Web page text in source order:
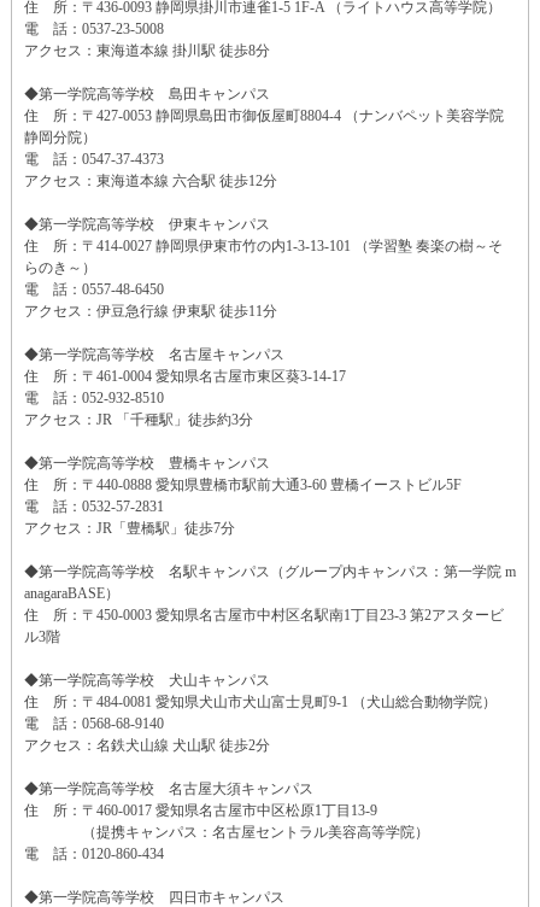
住 所：〒436-0093 静岡県掛川市連雀1-5 1F-A （ライトハウス高等学院）
電 話：0537-23-5008
アクセス：東海道本線 掛川駅 徒歩8分
◆第一学院高等学校 島田キャンパス
住 所：〒427-0053 静岡県島田市御仮屋町8804-4 （ナンバペット美容学院
静岡分院）
電 話：0547-37-4373
アクセス：東海道本線 六合駅 徒歩12分
◆第一学院高等学校 伊東キャンパス
住 所：〒414-0027 静岡県伊東市竹の内1-3-13-101 （学習塾 奏楽の樹～そ
らのき～）
電 話：0557-48-6450
アクセス：伊豆急行線 伊東駅 徒歩11分
◆第一学院高等学校 名古屋キャンパス
住 所：〒461-0004 愛知県名古屋市東区葵3-14-17
電 話：052-932-8510
アクセス：JR 「千種駅」徒歩約3分
◆第一学院高等学校 豊橋キャンパス
住 所：〒440-0888 愛知県豊橋市駅前大通3-60 豊橋イーストビル5F
電 話：0532-57-2831
アクセス：JR「豊橋駅」徒歩7分
◆第一学院高等学校 名駅キャンパス（グループ内キャンパス：第一学院 m
anagaraBASE）
住 所：〒450-0003 愛知県名古屋市中村区名駅南1丁目23-3 第2アスタービ
ル3階
◆第一学院高等学校 犬山キャンパス
住 所：〒484-0081 愛知県犬山市犬山富士見町9-1 （犬山総合動物学院）
電 話：0568-68-9140
アクセス：名鉄犬山線 犬山駅 徒歩2分
◆第一学院高等学校 名古屋大須キャンパス
住 所：〒460-0017 愛知県名古屋市中区松原1丁目13-9
（提携キャンパス：名古屋セントラル美容高等学院）
電 話：0120-860-434
◆第一学院高等学校 四日市キャンパス